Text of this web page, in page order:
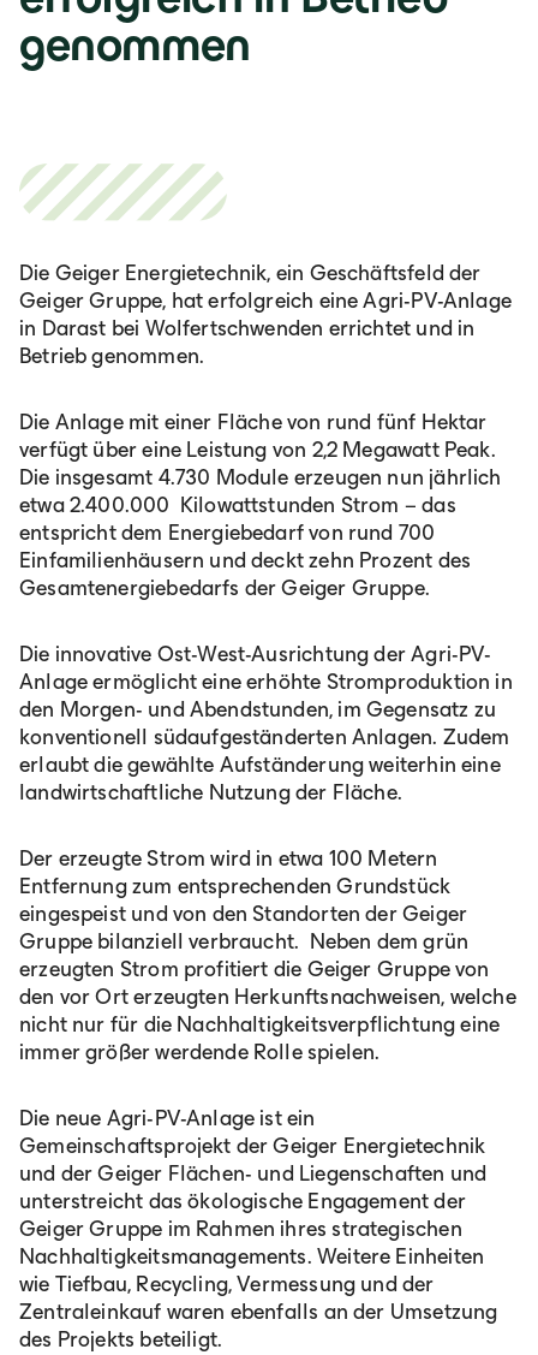
genommen
Die Geiger Energietechnik, ein Geschäftsfeld der
Geiger Gruppe, hat erfolgreich eine Agri-PV-Anlage
in Darast bei Wolfertschwenden errichtet und in
Betrieb genommen.
Die Anlage mit einer Fläche von rund fünf Hektar
verfügt über eine Leistung von 2,2 Megawatt Peak.
Die insgesamt 4.730 Module erzeugen nun jährlich
etwa 2.400.000 Kilowattstunden Strom – das
entspricht dem Energiebedarf von rund 700
Einfamilienhäusern und deckt zehn Prozent des
Gesamtenergiebedarfs der Geiger Gruppe.
Die innovative Ost-West-Ausrichtung der Agri-PV-
Anlage ermöglicht eine erhöhte Stromproduktion in
den Morgen- und Abendstunden, im Gegensatz zu
konventionell südaufgeständerten Anlagen. Zudem
erlaubt die gewählte Aufständerung weiterhin eine
landwirtschaftliche Nutzung der Fläche.
Der erzeugte Strom wird in etwa 100 Metern
Entfernung zum entsprechenden Grundstück
eingespeist und von den Standorten der Geiger
Gruppe bilanziell verbraucht. Neben dem grün
erzeugten Strom profitiert die Geiger Gruppe von
den vor Ort erzeugten Herkunftsnachweisen, welche
nicht nur für die Nachhaltigkeitsverpflichtung eine
immer größer werdende Rolle spielen.
Die neue Agri-PV-Anlage ist ein
Gemeinschaftsprojekt der Geiger Energietechnik
und der Geiger Flächen- und Liegenschaften und
unterstreicht das ökologische Engagement der
Geiger Gruppe im Rahmen ihres strategischen
Nachhaltigkeitsmanagements. Weitere Einheiten
wie Tiefbau, Recycling, Vermessung und der
Zentraleinkauf waren ebenfalls an der Umsetzung
des Projekts beteiligt.